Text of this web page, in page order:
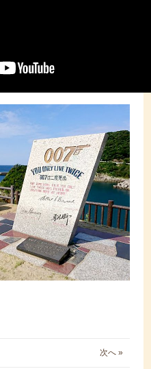
次へ »